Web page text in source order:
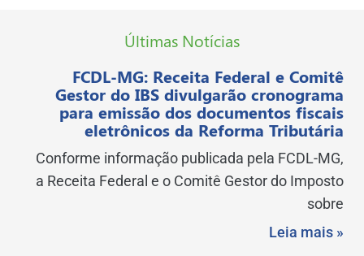
Últimas Notícias
FCDL-MG: Receita Federal e Comitê
Gestor do IBS divulgarão cronograma
para emissão dos documentos fiscais
eletrônicos da Reforma Tributária
Conforme informação publicada pela FCDL-MG,
a Receita Federal e o Comitê Gestor do Imposto
sobre
Leia mais »